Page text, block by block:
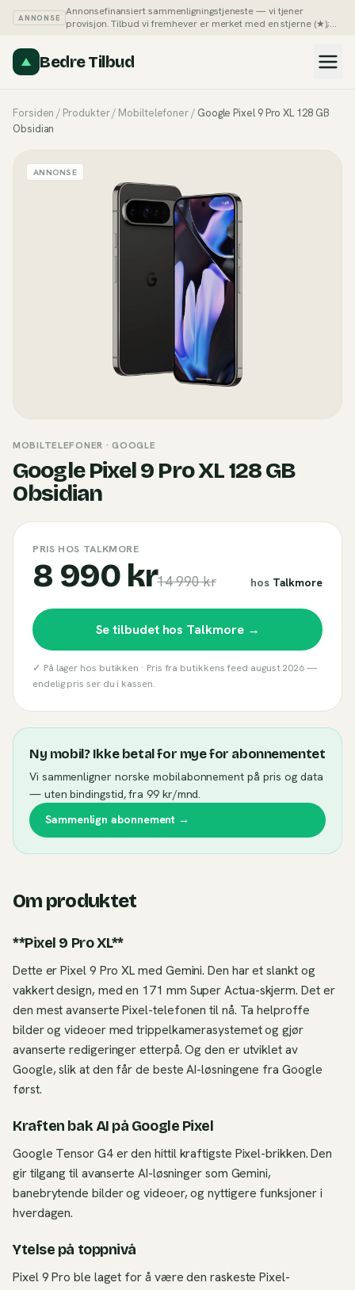
ANNONSE
Annonsefinansiert sammenligningstjeneste — vi tjener
provisjon. Tilbud vi fremhever er merket med en stjerne (★);
Bedre Tilbud
Forsiden / Produkter/ Mobiltelefoner/ Google Pixel 9 Pro XL 128 GB
Obsidian
ANNONSE
MOBILTELEFONER · GOOGLE
Google Pixel 9 Pro XL 128 GB
Obsidian
PRIS HOS TALKMORE
8 990 kr14 990 kr hos Talkmore
Se tilbudet hos Talkmore→
✓ På lager hos butikken · Pris fra butikkens feed august 2026—
endelig pris ser du i kassen.
Ny mobil? Ikke betal for mye for abonnementet
Vi sammenligner norske mobilabonnement på pris og data
— uten bindingstid, fra 99 kr/mnd.
Sammenlign abonnement →
Om produktet
**Pixel 9 Pro XL**
Dette er Pixel 9 Pro XL med Gemini. Den har et slankt og
vakkert design, med en 171 mm Super Actua-skjerm. Det er
den mest avanserte Pixel-telefonen til nå. Ta helproffe
bilder og videoer med trippelkamerasystemet og gjør
avanserte redigeringer etterpå. Og den er utviklet av
Google, slik at den får de beste AI-løsningene fra Google
først.
Kraften bak AI på Google Pixel
Google Tensor G4 er den hittil kraftigste Pixel-brikken. Den
gir tilgang til avanserte AI-løsninger som Gemini,
banebrytende bilder og videoer, og nyttigere funksjoner i
hverdagen.
Ytelse på toppnivå
Pixel 9 Pro ble laget for å være den raskeste Pixel-